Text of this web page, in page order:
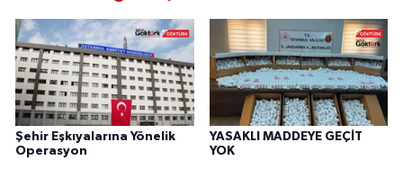
Şehir Eşkıyalarına Yönelik
Operasyon
YASAKLI MADDEYE GEÇİT
YOK